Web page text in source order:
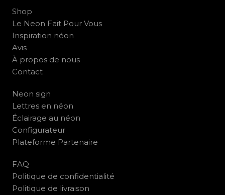
Shop
Le Neon Fait Pour Vous
Inspiration néon
Avis
À propos de nous
Contact
Neon sign
Lettres en néon
Éclairage au néon
Configurateur
Plateforme Partenaire
FAQ
Politique de confidentialité
Politique de livraison